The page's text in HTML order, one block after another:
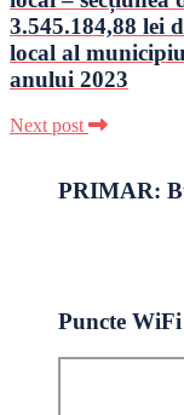
3.545.184,88 lei
local al
anului 2023
Next post
PRIMAR:
Puncte